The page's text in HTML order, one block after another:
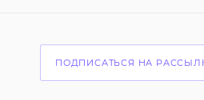
ПОДПИСАТЬСЯ НА